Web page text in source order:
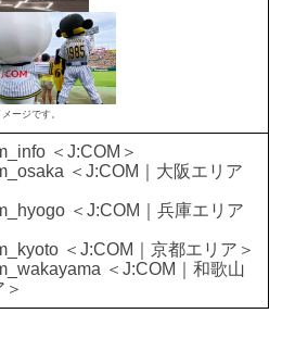
ージです。
＜J:COM＞
＜J:COM｜大阪エリア
＜J:COM｜兵庫エリア
＜J:COM｜京都エリア＞
＜J:COM｜和歌山